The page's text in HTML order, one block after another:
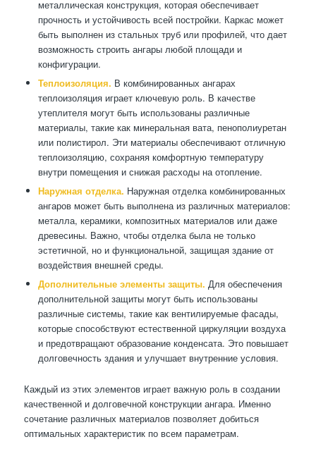
металлическая конструкция, которая обеспечивает
прочность и устойчивость всей постройки. Каркас может
быть выполнен из стальных труб или профилей, что дает
возможность строить ангары любой площади и
конфигурации.
Теплоизоляция. В комбинированных ангарах
теплоизоляция играет ключевую роль. В качестве
утеплителя могут быть использованы различные
материалы, такие как минеральная вата, пенополиуретан
или полистирол. Эти материалы обеспечивают отличную
теплоизоляцию, сохраняя комфортную температуру
внутри помещения и снижая расходы на отопление.
Наружная отделка. Наружная отделка комбинированных
ангаров может быть выполнена из различных материалов:
металла, керамики, композитных материалов или даже
древесины. Важно, чтобы отделка была не только
эстетичной, но и функциональной, защищая здание от
воздействия внешней среды.
Дополнительные элементы защиты. Для обеспечения
дополнительной защиты могут быть использованы
различные системы, такие как вентилируемые фасады,
которые способствуют естественной циркуляции воздуха
и предотвращают образование конденсата. Это повышает
долговечность здания и улучшает внутренние условия.
Каждый из этих элементов играет важную роль в создании
качественной и долговечной конструкции ангара. Именно
сочетание различных материалов позволяет добиться
оптимальных характеристик по всем параметрам.